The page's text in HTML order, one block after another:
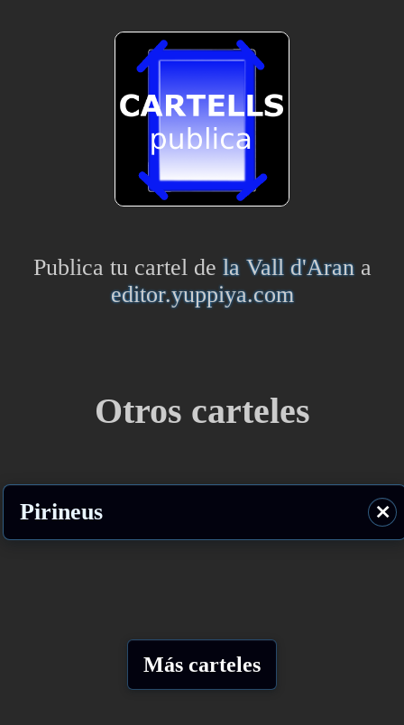
Publica tu cartel de la Vall d'Arana
editor.yuppiya.com
Otros carteles
Pirineus ⨯
Más carteles